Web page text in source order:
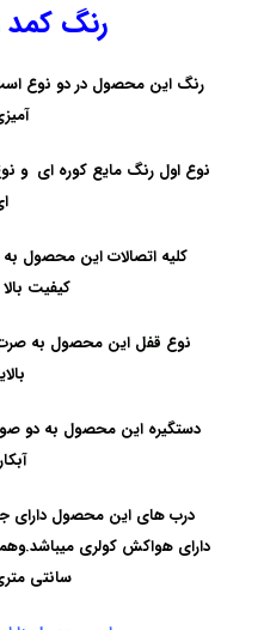
رنگ
رنگ این محصول در دو نوع
نوع اول رنگ مایع کوره ای و
کیفیت
نوع قفل این محصول به
دستگیره این محصول به دو
درب های این محصول دارای
سانتی